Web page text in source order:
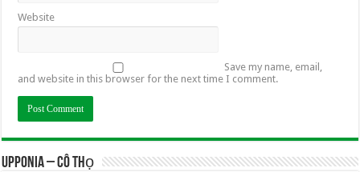
Website
Save my name, email,
and website in this browser for the next time I comment.
UPPONIA – Cô Thọ